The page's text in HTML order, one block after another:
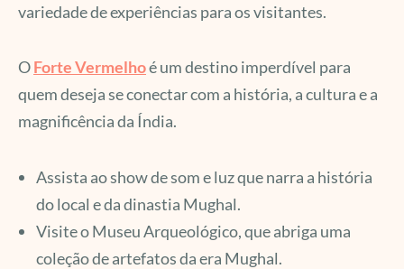
variedade de experiências para os visitantes.
OForte Vermelhoé um destino imperdível para
quem deseja se conectar com a história, a cultura e a
magnificência da Índia.
Assista ao show de som e luz que narra a história
do local e da dinastia Mughal.
Visite o Museu Arqueológico, que abriga uma
coleção de artefatos da era Mughal.